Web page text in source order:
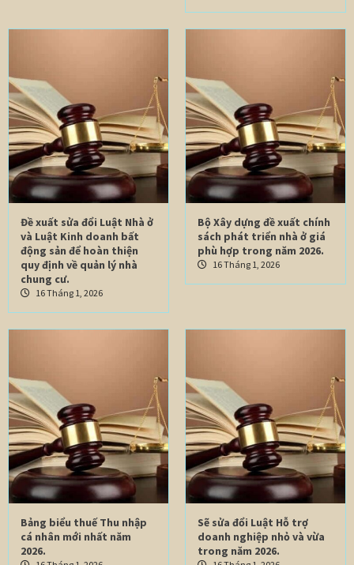
Đề xuất sửa đổi Luật Nhà ở
và Luật Kinh doanh bất
động sản để hoàn thiện
quy định về quản lý nhà
chung cư.
16 Tháng 1, 2026
Bộ Xây dựng đề xuất chính
sách phát triển nhà ở giá
phù hợp trong năm 2026.
16 Tháng 1, 2026
Bảng biểu thuế Thu nhập
cá nhân mới nhất năm
2026.
Sẽ sửa đổi Luật Hỗ trợ
doanh nghiệp nhỏ và vừa
trong năm 2026.